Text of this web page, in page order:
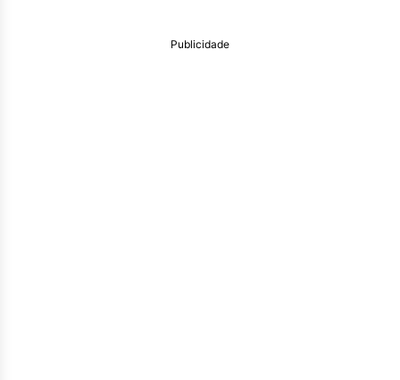
Publicidade